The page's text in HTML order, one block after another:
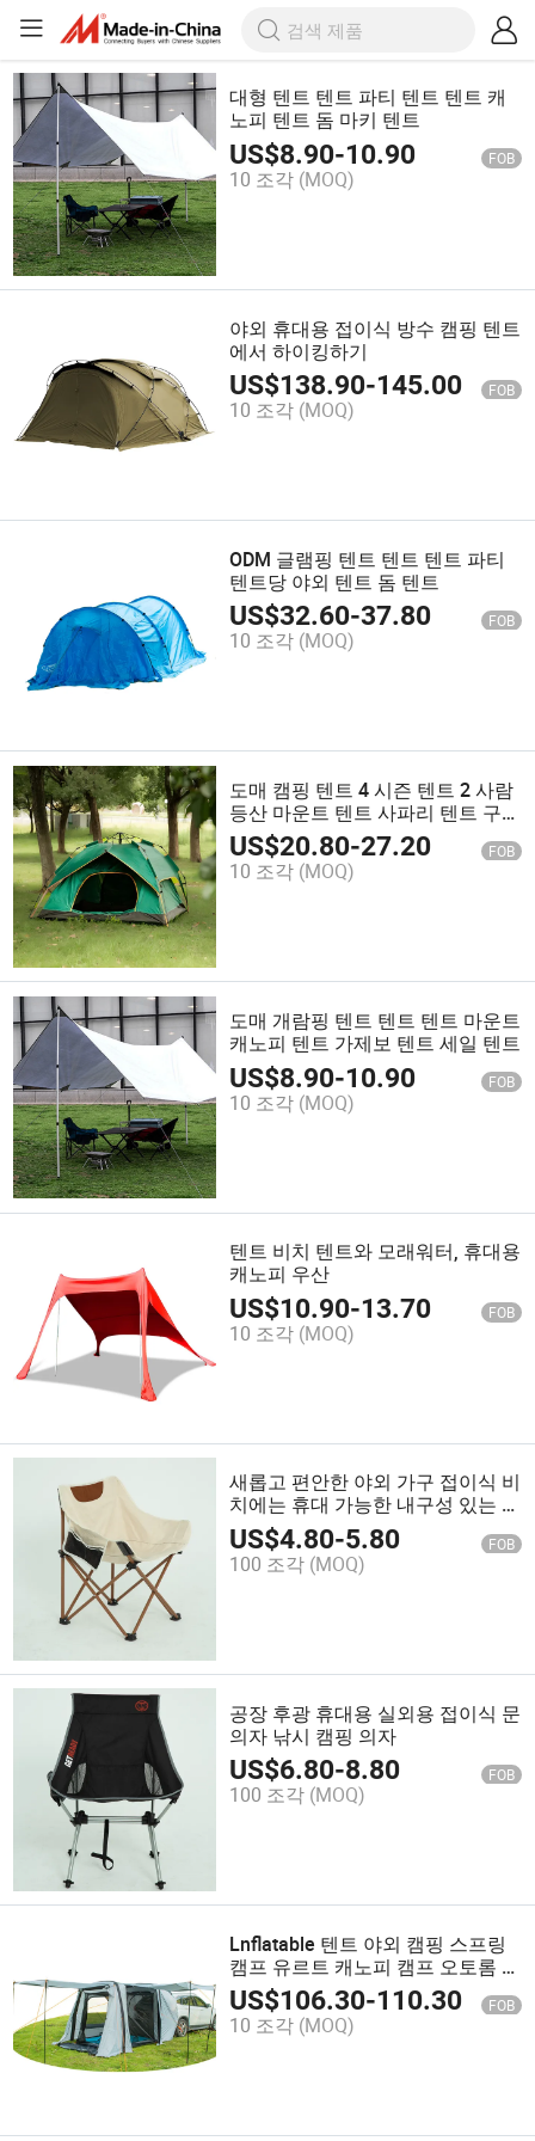
대형 텐트 텐트 파티 텐트 텐트 캐
노피 텐트 돔 마키 텐트
US$8.90-10.90 FOB
10 조각 (MOQ)
야외 휴대용 접이식 방수 캠핑 텐트
에서 하이킹하기
US$138.90-145.00 FOB
10 조각 (MOQ)
ODM 글램핑 텐트 텐트 텐트 파티
텐트당 야외 텐트 돔 텐트
US$32.60-37.80 FOB
10 조각 (MOQ)
도매 캠핑 텐트 4 시즌 텐트 2 사람
등산 마운트 텐트 사파리 텐트 구스
디코스 마키 텐트
US$20.80-27.20 FOB
10 조각 (MOQ)
도매 개람핑 텐트 텐트 텐트 마운트
캐노피 텐트 가제보 텐트 세일 텐트
US$8.90-10.90 FOB
10 조각 (MOQ)
텐트 비치 텐트와 모래워터, 휴대용
캐노피 우산
US$10.90-13.70 FOB
10 조각 (MOQ)
새롭고 편안한 야외 가구 접이식 비
치에는 휴대 가능한 내구성 있는 의
자가 있습니다 백
US$4.80-5.80 FOB
100 조각 (MOQ)
공장 후광 휴대용 실외용 접이식 문
의자 낚시 캠핑 의자
US$6.80-8.80 FOB
100 조각 (MOQ)
Lnflatable 텐트 야외 캠핑 스프링
캠프 유르트 캐노피 캠프 오토롬 텐
트
US$106.30-110.30 FOB
10 조각 (MOQ)